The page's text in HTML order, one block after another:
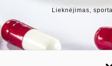
Lieknėjimas,